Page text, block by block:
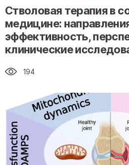
" alt="loading" class="img-responsive"/>
Стволовая терапия в
медицине:
эффективность,
клинические
194